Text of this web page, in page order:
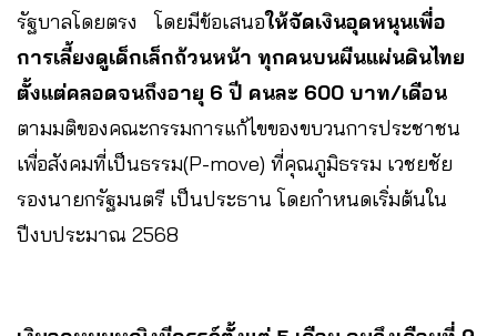
รัฐบาลโดยตรง โดยมีข้อเสนอให้จัดเงินอุดหนุนเพื่อ
การเลี้ยงดูเด็กเล็กถ้วนหน้า ทุกคนบนผืนแผ่นดินไทย
ตั้งแต่คลอดจนถึงอายุ 6 ปี คนละ 600 บาท/เดือน
ตามมติของคณะกรรมการแก้ไขของขบวนการประชาชน
เพื่อสังคมที่เป็นธรรม(P-move) ที่คุณภูมิธรรม เวชยชัย
รองนายกรัฐมนตรี เป็นประธาน โดยกำหนดเริ่มต้นใน
ปีงบประมาณ 2568